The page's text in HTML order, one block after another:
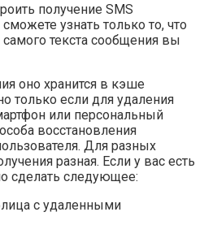
получение SMS
узнать только то, что
самого текста сообщения вы
оно хранится в кэше
только если для удаления
или персональный
восстановления
Для разных
разная. Если у вас есть
сделать следующее:
с удаленными